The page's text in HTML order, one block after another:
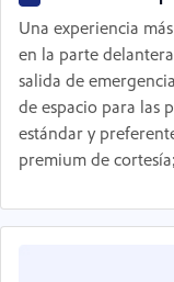
Una experiencia
en la parte
salida de
de espacio para las
estándar y
premium de